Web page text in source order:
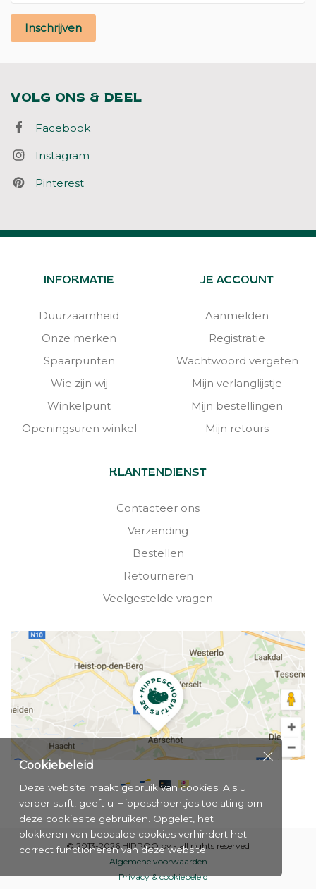
Inschrijven
VOLG ONS & DEEL
Facebook
Instagram
Pinterest
INFORMATIE
Duurzaamheid
Onze merken
Spaarpunten
Wie zijn wij
Winkelpunt
Openingsuren winkel
JE ACCOUNT
Aanmelden
Registratie
Wachtwoord vergeten
Mijn verlanglijstje
Mijn bestellingen
Mijn retours
KLANTENDIENST
Contacteer ons
Verzending
Bestellen
Retourneren
Veelgestelde vragen
© 2013-2026 HIPPOO bv - all rights reserved
Algemene voorwaarden
Privacy & cookiebeleid
Cookiebeleid
Deze website maakt gebruik van cookies. Als u
verder surft, geeft u Hippeschoentjes toelating om
deze cookies te gebruiken. Opgelet, het
blokkeren van bepaalde cookies verhindert het
correct functioneren van deze website.